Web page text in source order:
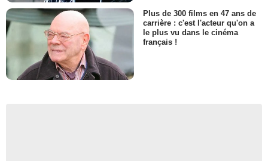
Plus de 300 films en 47 ans de
carrière : c'est l'acteur qu'on a
le plus vu dans le cinéma
français !